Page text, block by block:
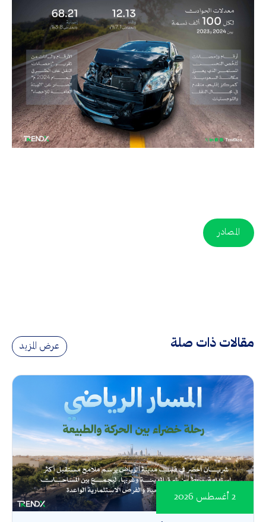
المصادر
مقالات ذات صلة عرض المزيد
2 أغسطس 2026